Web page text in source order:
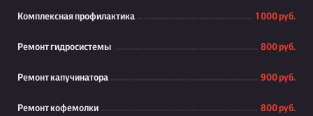
Комплексная профилактика 1 000 руб.
Ремонт гидросистемы 800 руб.
Ремонт капучинатора 900 руб.
Ремонт кофемолки 800 руб.